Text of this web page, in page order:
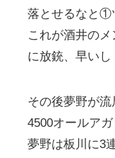
落とせるなと①
これが酒井の
に放銃、早い
その後夢野が
4500オールア
夢野は板川に3